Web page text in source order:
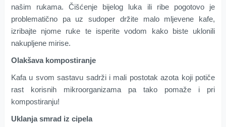
našim rukama. Čišćenje bijelog luka ili ribe pogotovo je
problematično pa uz sudoper držite malo mljevene kafe,
izribajte njome ruke te isperite vodom kako biste uklonili
nakupljene mirise.
Olakšava kompostiranje
Kafa u svom sastavu sadrži i mali postotak azota koji potiče
rast korisnih mikroorganizama pa tako pomaže i pri
kompostiranju!
Uklanja smrad iz cipela